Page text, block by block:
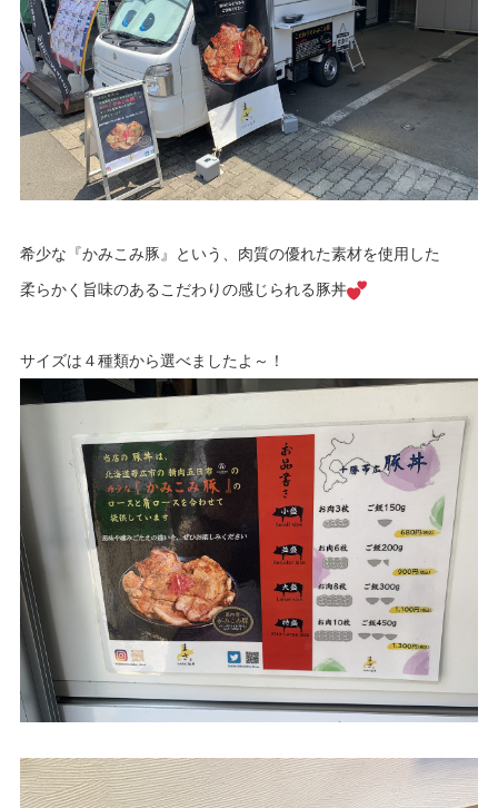
希少な『かみこみ豚』という、肉質の優れた素材を使用した
柔らかく旨味のあるこだわりの感じられる豚丼
サイズは４種類から選べましたよ～！